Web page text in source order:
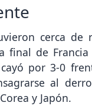
cerca
final de
por 3-0
al
y Japón.